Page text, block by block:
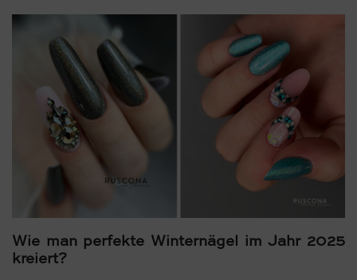
Wie man perfekte Winternägel im Jahr 2025
kreiert?